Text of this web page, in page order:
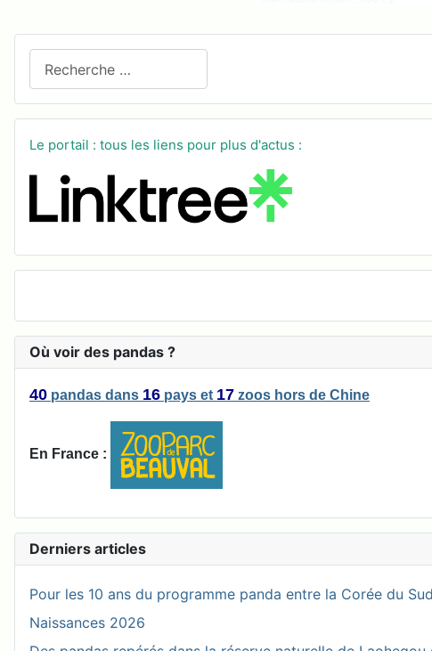
Le portail : tous les liens pour plus d'actus :
Où voir des pandas ?
40 pandas dans 16 pays et 17 zoos hors de Chine
En France :
Derniers articles
Pour les 10 ans du programme panda entre la Corée du
Naissances 2026